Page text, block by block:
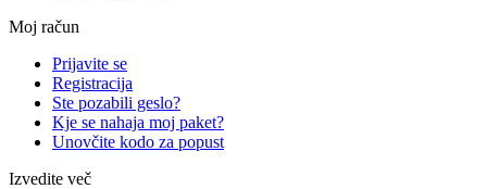
Moj račun
Prijavite se
Registracija
Ste pozabili geslo?
Kje se nahaja moj paket?
Unovčite kodo za popust
Izvedite več